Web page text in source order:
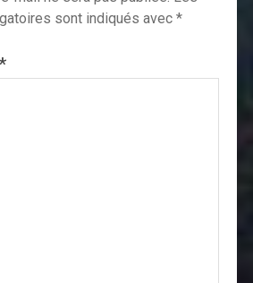
sont indiqués avec *